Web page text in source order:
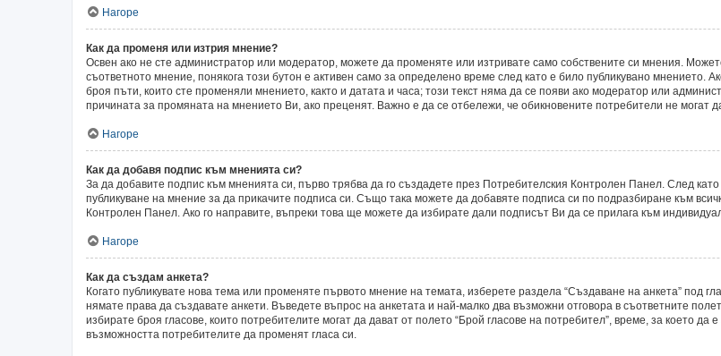
Нагоре
Как да променя или изтрия мнение?
Освен ако не сте администратор или модератор, можете да променяте или изтривате само собствените си мнения.
съответното мнение, понякога този бутон е активен само за определено време след като е било публикувано мнението.
броя пъти, които сте променяли мнението, както и датата и часа; този текст няма да се появи ако модератор или
причината за промяната на мнението Ви, ако преценят. Важно е да се отбележи, че обикновените потребители не могат
Нагоре
Как да добавя подпис към мненията си?
За да добавите подпис към мненията си, първо трябва да го създадете през Потребителския Контролен Панел. След
публикуване на мнение за да прикачите подписа си. Също така можете да добавяте подписа си по подразбиране към
Контролен Панел. Ако го направите, въпреки това ще можете да избирате дали подписът Ви да се прилага към
Нагоре
Как да създам анкета?
Когато публикувате нова тема или променяте първото мнение на темата, изберете раздела “Създаване на анкета” под
нямате права да създавате анкети. Въведете въпрос на анкетата и най-малко два възможни отговора в съответните
избирате броя гласове, които потребителите могат да дават от полето “Брой гласове на потребител”, време, за което да
възможността потребителите да променят гласа си.